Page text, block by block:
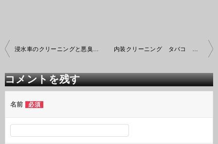
投
稿
ビ
ゲ
ー
シ
ン
コメントを残す
名前 必須